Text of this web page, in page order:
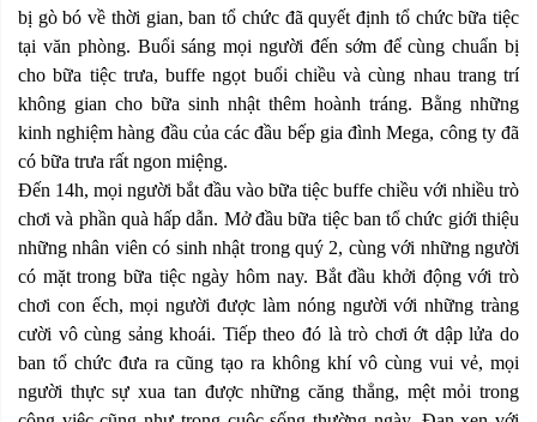
bị gò bó về thời gian, ban tổ chức đã quyết định tổ chức bữa tiệc
tại văn phòng. Buổi sáng mọi người đến sớm để cùng chuẩn bị
cho bữa tiệc trưa, buffe ngọt buổi chiều và cùng nhau trang trí
không gian cho bữa sinh nhật thêm hoành tráng. Bằng những
kinh nghiệm hàng đầu của các đầu bếp gia đình Mega, công ty đã
có bữa trưa rất ngon miệng.
Đến 14h, mọi người bắt đầu vào bữa tiệc buffe chiều với nhiều trò
chơi và phần quà hấp dẫn. Mở đầu bữa tiệc ban tổ chức giới thiệu
những nhân viên có sinh nhật trong quý 2, cùng với những người
có mặt trong bữa tiệc ngày hôm nay. Bắt đầu khởi động với trò
chơi con ếch, mọi người được làm nóng người với những tràng
cười vô cùng sảng khoái. Tiếp theo đó là trò chơi ớt dập lửa do
ban tổ chức đưa ra cũng tạo ra không khí vô cùng vui vẻ, mọi
người thực sự xua tan được những căng thẳng, mệt mỏi trong